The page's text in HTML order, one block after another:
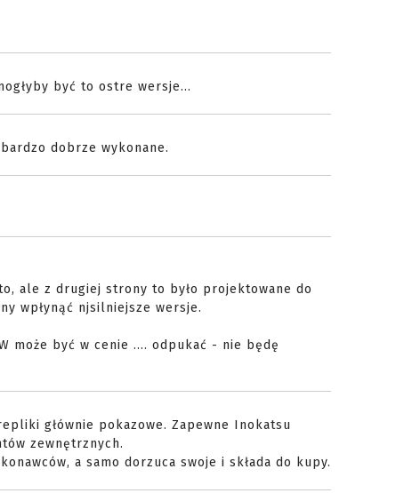
być to ostre wersje...
dobrze wykonane.
ale z drugiej strony to było projektowane do
wpłynąć njsilniejsze wersje.
może być w cenie .... odpukać - nie będę
głównie pokazowe. Zapewne Inokatsu
zewnętrznych.
a samo dorzuca swoje i składa do kupy.